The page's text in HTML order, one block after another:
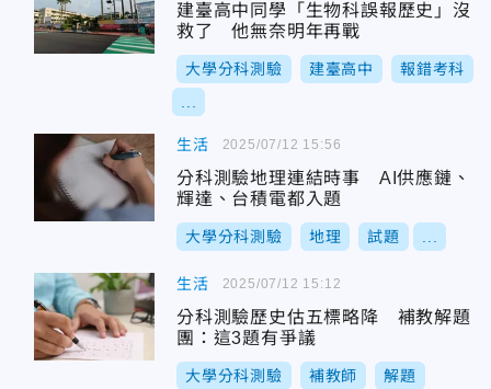
建臺高中同學「生物科誤報歷史」沒
救了 他無奈明年再戰
大學分科測驗 建臺高中 報錯考科
生活
分科測驗地理連結時事 AI供應鏈、
輝達、台積電都入題
大學分科測驗 地理 試題
2025/07/12 15:56
生活
分科測驗歷史估五標略降 補教解題
團：這3題有爭議
大學分科測驗 補教師 解題
2025/07/12 15:12